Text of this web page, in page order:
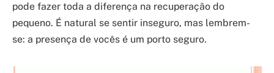
pode fazer toda a diferença na recuperação do
pequeno. É natural se sentir inseguro, mas lembrem-
se: a presença de vocês é um porto seguro.